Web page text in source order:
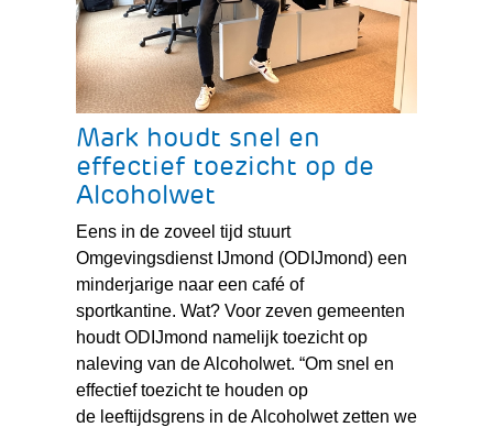
Mark houdt snel en
effectief toezicht op de
Alcoholwet
Eens in de zoveel tijd stuurt
Omgevingsdienst IJmond (ODIJmond) een
minderjarige naar een café of
sportkantine. Wat? Voor zeven gemeenten
houdt ODIJmond namelijk toezicht op
naleving van de Alcoholwet. “Om snel en
effectief toezicht te houden op
de leeftijdsgrens in de Alcoholwet zetten we